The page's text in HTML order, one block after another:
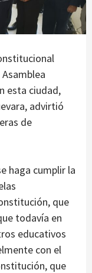
esta ciudad,
advirtió
de
haga cumplir la
que
todavía en
educativos
con el
que